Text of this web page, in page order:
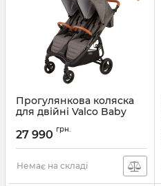
Прогулянкова коляска
для двійні Valco Baby
Артикул: 9939
27 990 грн.
Немає на складі